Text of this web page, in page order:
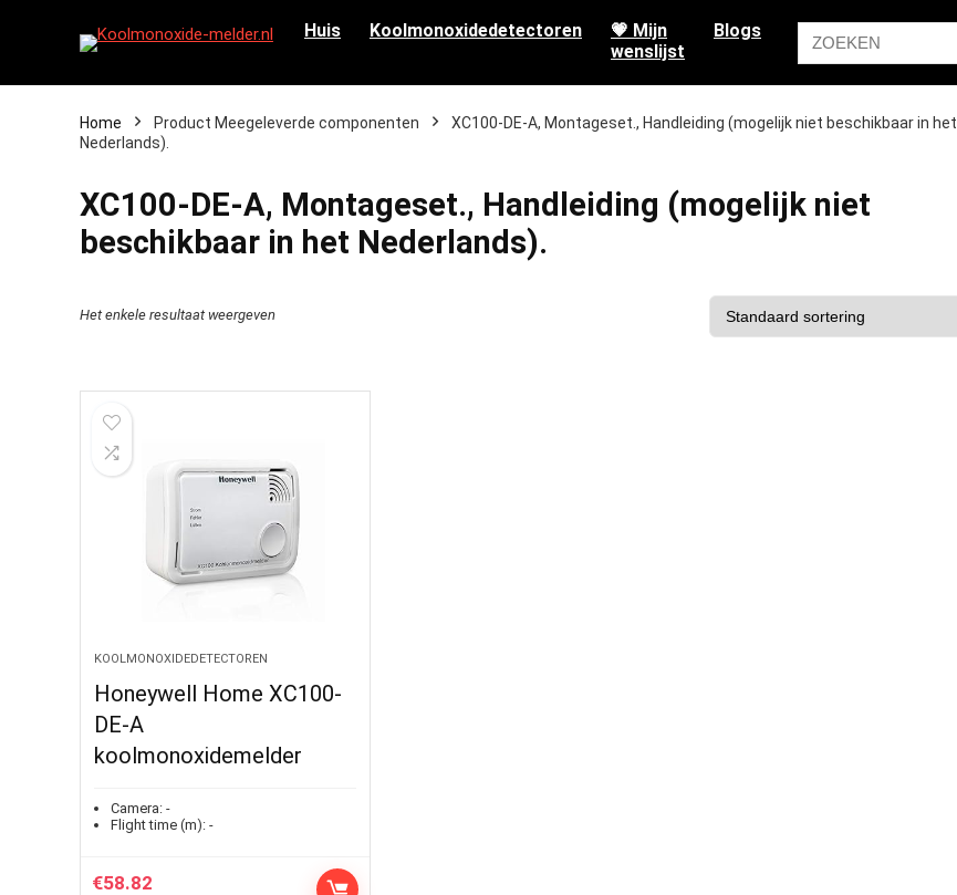
Huis Koolmonoxidedetectoren
💗 Mijn
wenslijst
Blogs
Home Product Meegeleverde componenten
‎XC100-DE-A, Montageset., Handleiding (mogelijk niet beschikbaar in het
Nederlands).
‎XC100-DE-A, Montageset., Handleiding (mogelijk niet
beschikbaar in het Nederlands).
Het enkele resultaat weergeven
KOOLMONOXIDEDETECTOREN
Honeywell Home XC100-
DE-A
koolmonoxidemelder
Camera: -
Flight time (m): -
€58.82